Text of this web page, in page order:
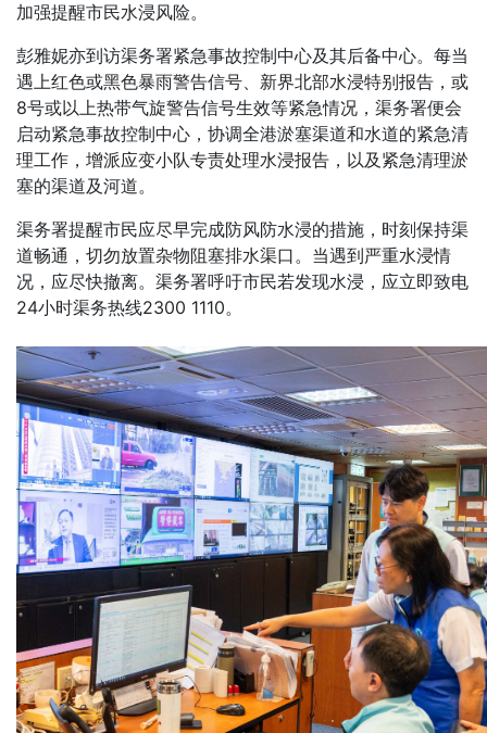
加强提醒市民水浸风险。
彭雅妮亦到访渠务署紧急事故控制中心及其后备中心。每当
遇上红色或黑色暴雨警告信号、新界北部水浸特别报告，或
8号或以上热带气旋警告信号生效等紧急情况，渠务署便会
启动紧急事故控制中心，协调全港淤塞渠道和水道的紧急清
理工作，增派应变小队专责处理水浸报告，以及紧急清理淤
塞的渠道及河道。
渠务署提醒市民应尽早完成防风防水浸的措施，时刻保持渠
道畅通，切勿放置杂物阻塞排水渠口。当遇到严重水浸情
况，应尽快撤离。渠务署呼吁市民若发现水浸，应立即致电
24小时渠务热线2300 1110。